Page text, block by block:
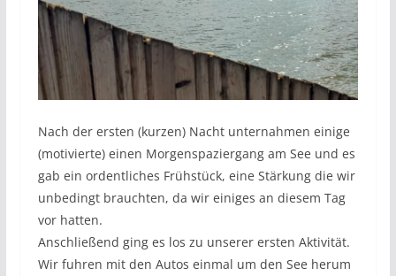
Nach der ersten (kurzen) Nacht unternahmen einige
(motivierte) einen Morgenspaziergang am See und es
gab ein ordentliches Frühstück, eine Stärkung die wir
unbedingt brauchten, da wir einiges an diesem Tag
vor hatten.
Anschließend ging es los zu unserer ersten Aktivität.
Wir fuhren mit den Autos einmal um den See herum